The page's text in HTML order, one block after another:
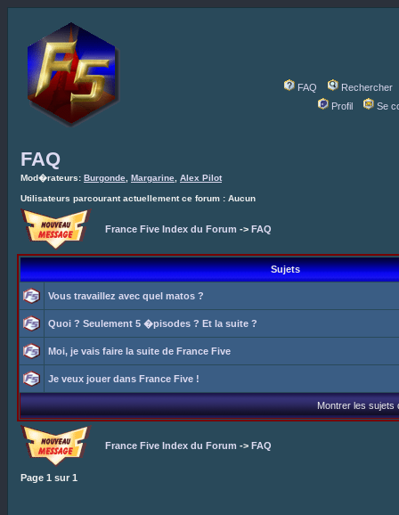
FAQ
Rechercher
Profil
Se
FAQ
Mod�rateurs: Burgonde Margarine Alex Pilot
Utilisateurs parcourant actuellement ce forum : Aucun
France Five Index du Forum -> FAQ
Sujets
Vous travaillez avec quel matos ?
Quoi ? Seulement 5 �pisodes ? Et la suite ?
Moi, je vais faire la suite de France Five
Je veux jouer dans France Five !
Montrer les sujets
France Five Index du Forum -> FAQ
Page 1 sur 1